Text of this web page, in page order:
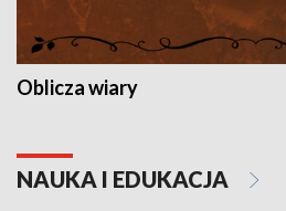
Oblicza wiary
NAUKA I EDUKACJA